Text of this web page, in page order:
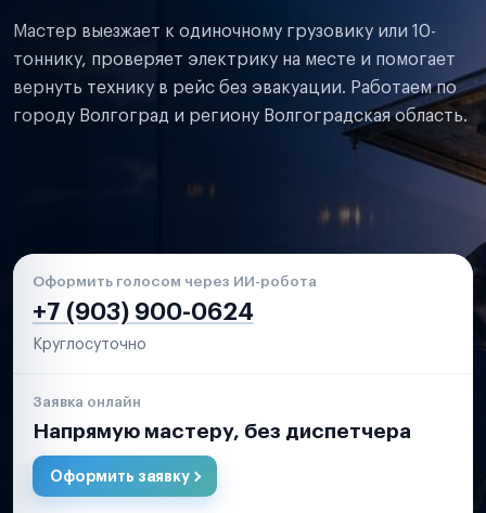
Мастер выезжает к одиночному грузовику или 10-
тоннику, проверяет электрику на месте и помогает
вернуть технику в рейс без эвакуации. Работаем по
городу Волгоград и региону Волгоградская область.
Оформить голосом через ИИ-робота
+7 (903) 900-0624
Круглосуточно
Заявка онлайн
Напрямую мастеру, без диспетчера
Оформить заявку